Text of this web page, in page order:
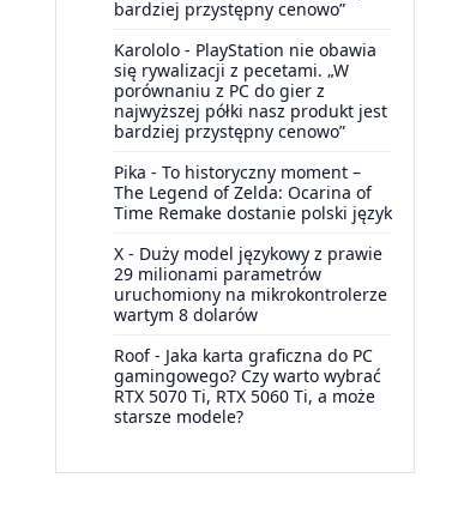
bardziej przystępny cenowo”
Karololo - PlayStation nie obawia
się rywalizacji z pecetami. „W
porównaniu z PC do gier z
najwyższej półki nasz produkt jest
bardziej przystępny cenowo”
Pika - To historyczny moment –
The Legend of Zelda: Ocarina of
Time Remake dostanie polski język
X - Duży model językowy z prawie
29 milionami parametrów
uruchomiony na mikrokontrolerze
wartym 8 dolarów
Roof- Jaka karta graficzna do PC
gamingowego? Czy warto wybrać
RTX 5070 Ti, RTX 5060 Ti, a może
starsze modele?